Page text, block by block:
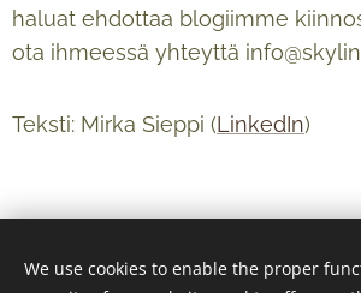
haluat ehdottaa blogiimme
ota ihmeessä yhteyttä
Teksti: Mirka Sieppi (LinkedIn)
We use cookies to enable the proper